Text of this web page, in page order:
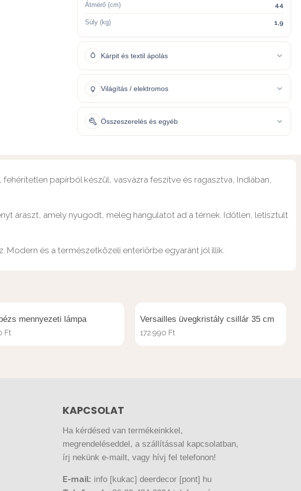
Átmérő (cm) 44
Súly (kg) 1,9
Kárpit és textil ápolás
Világítás / elektromos
Összeszerelés és egyéb
papírból készül, vasvázra feszítve és ragasztva, Indiában,
áraszt, amely nyugodt, meleg hangulatot ad a térnek. Időtlen, letisztult
Modern és a természetközeli enteriőrbe egyaránt jól illik.
mennyezeti lámpa
Ft
Versailles üvegkristály csillár 35 cm
172.990 Ft
KAPCSOLAT
Ha kérdésed van termékeinkkel,
megrendeléseddel, a szállítással kapcsolatban,
írj nekünk e-mailt, vagy hívj fel telefonon!
E-mail: info [kukac] deerdecor [pont] hu